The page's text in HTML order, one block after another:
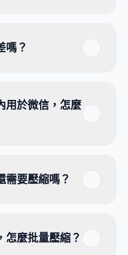
嗎？
用於微信，怎麼
需要壓縮嗎？
怎麼批量壓縮？